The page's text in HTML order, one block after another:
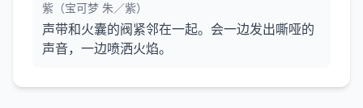
紫（宝可梦 朱／紫）
声带和火囊的阀紧邻在一起。会一边发出嘶哑的
声音，一边喷洒火焰。